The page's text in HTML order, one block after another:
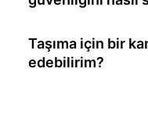
Taşıma için bir
edebilirim?